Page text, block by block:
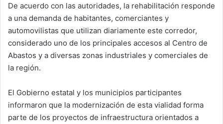
De acuerdo con las autoridades, la rehabilitación responde
a una demanda de habitantes, comerciantes y
automovilistas que utilizan diariamente este corredor,
considerado uno de los principales accesos al Centro de
Abastos y a diversas zonas industriales y comerciales de
la región.
El Gobierno estatal y los municipios participantes
informaron que la modernización de esta vialidad forma
parte de los proyectos de infraestructura orientados a